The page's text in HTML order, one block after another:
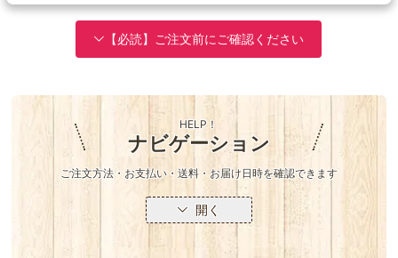
【必読】ご注文前にご確認ください
HELP！
ナビゲーション
ご注文方法・お支払い・送料・お届け日時を確認できます
開く